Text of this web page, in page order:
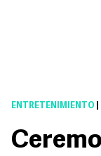
ENTRETENIMIENTO